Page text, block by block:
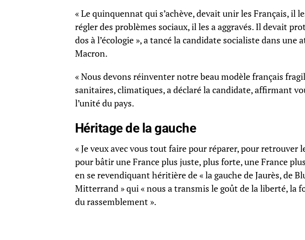
« Le quinquennat qui s’achève, devait unir les Français, il
régler des problèmes sociaux, il les a aggravés. Il devait
dos à l’écologie », a tancé la candidate socialiste dans
Macron.
« Nous devons réinventer notre beau modèle français
sanitaires, climatiques, a déclaré la candidate, affirmant
l’unité du pays.
Héritage de la gauche
« Je veux avec vous tout faire pour réparer, pour retrouver
pour bâtir une France plus juste, plus forte, une France
en se revendiquant héritière de « la gauche de Jaurès, de
Mitterrand » qui « nous a transmis le goût de la liberté, la
du rassemblement ».